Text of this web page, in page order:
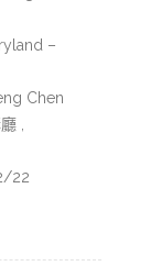
–
Chen
,
22